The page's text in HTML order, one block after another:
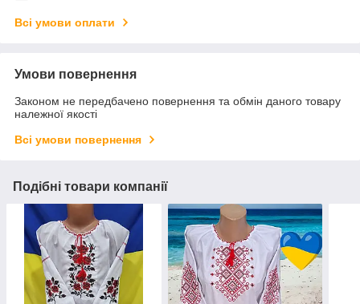
Всі умови оплати
Умови повернення
Законом не передбачено повернення та обмін даного товару
належної якості
Всі умови повернення
Подібні товари компанії